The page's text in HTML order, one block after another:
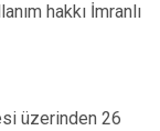
hakkı İmranlı
üzerinden 26